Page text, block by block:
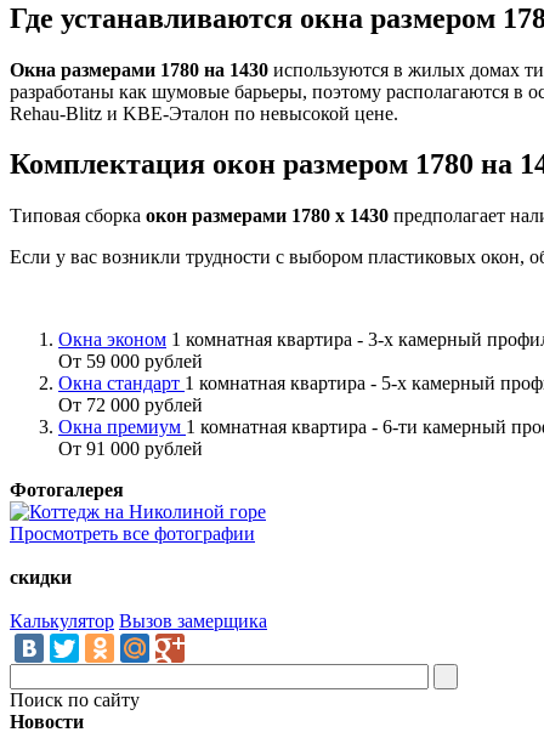
Где устанавливаются окна размером
Окна размерами 1780 на 1430 используются в жилых домах
разработаны как шумовые барьеры, поэтому располагаются
Rehau-Blitz и KBE-Эталон по невысокой цене.
Комплектация окон размером 1780 на
Типовая сборка окон размерами 1780 х 1430 предполагает
Если у вас возникли трудности с выбором пластиковых окон,
Окна эконом 1 комнатная квартира - 3-х камерный
От 59 000 рублей
Окна стандарт 1 комнатная квартира - 5-х камерный
От 72 000 рублей
Окна премиум 1 комнатная квартира - 6-ти камерный
От 91 000 рублей
Фотогалерея
Просмотреть все фотографии
скидки
Калькулятор Вызов замерщика
Поиск по сайту
Новости